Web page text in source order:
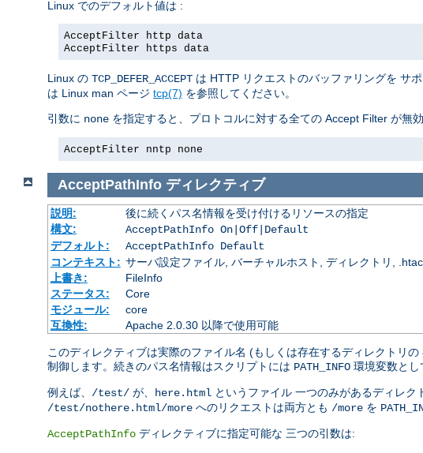
Linux でのデフォルト値は :
AcceptFilter http data
AcceptFilter https data
Linux の TCP_DEFER_ACCEPT は HTTP リクエストのバッファリングを サポ
は Linux man ページ tcp(7) を参照してください。
引数に none を指定すると、プロトコルに対する全ての Accept Filter が無効
AcceptFilter nntp none
AcceptPathInfo ディレクティブ
説明:
後に続くパス名情報を受け付けるリソースの指定
構文:
AcceptPathInfo On|Off|Default
デフォルト:
AcceptPathInfo Default
コンテキスト: サーバ設定ファイル, バーチャルホスト, ディレクトリ,
上書き:
FileInfo
ステータス:
Core
モジュール:
core
互換性:
Apache 2.0.30 以降で使用可能
このディレクティブは実際のファイル名 (もしくは存在するディレクトリ
制御します。続きのパス名情報はスクリプトには PATH_INFO 環境変数とし
例えば、 /test/ が、 here.html というファイル 一つのみがあるディレク
/test/nothere.html/more へのリクエストは両方とも /more を
AcceptPathInfo ディレクティブに指定可能な 三つの引数は: